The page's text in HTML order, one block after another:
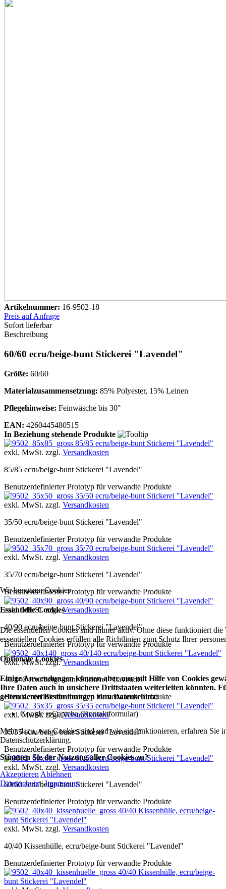
Artikelnummer: 16-9502-18
Preis auf Anfrage
Sofort lieferbar
Beschreibung
60/60 ecru/beige-bunt Stickerei "Lavendel"
Größe: 60/60
Materialzusammensetzung: 85% Polyester, 15% Leinen
Pflegehinweise: Feinwäsche bis 30°
EAN: 4260445480515
In Beziehung stehende Produkte
85/85 ecru/beige-bunt Stickerei "Lavendel"
exkl. MwSt. zzgl. Versandkosten
85/85 ecru/beige-bunt Stickerei "Lavendel"
Benutzerdefinierter Prototyp für verwandte Produkte
35/50 ecru/beige-bunt Stickerei "Lavendel"
exkl. MwSt. zzgl. Versandkosten
35/50 ecru/beige-bunt Stickerei "Lavendel"
Benutzerdefinierter Prototyp für verwandte Produkte
35/70 ecru/beige-bunt Stickerei "Lavendel"
exkl. MwSt. zzgl. Versandkosten
35/70 ecru/beige-bunt Stickerei "Lavendel"
Benutzerdefinierter Prototyp für verwandte Produkte
40/90 ecru/beige-bunt Stickerei "Lavendel"
exkl. MwSt. zzgl.Versandkosten
40/90 ecru/beige-bunt Stickerei "Lavendel"
Benutzerdefinierter Prototyp für verwandte Produkte
40/140 ecru/beige-bunt Stickerei "Lavendel"
exkl. MwSt. zzgl.Versandkosten
40/140 ecru/beige-bunt Stickerei "Lavendel"
Benutzerdefinierter Prototyp für verwandte Produkte
35/35 ecru/beige-bunt Stickerei "Lavendel"
exkl. MwSt. zzgl.Versandkosten
35/35 ecru/beige-bunt Stickerei "Lavendel"
Benutzerdefinierter Prototyp für verwandte Produkte
60/60 ecru/beige-bunt Stickerei "Lavendel"
exkl. MwSt. zzgl. Versandkosten
60/60 ecru/beige-bunt Stickerei "Lavendel"
Benutzerdefinierter Prototyp für verwandte Produkte
40/40 Kissenhülle, ecru/beige-
bunt Stickerei "Lavendel"
exkl. MwSt. zzgl. Versandkosten
40/40 Kissenhülle, ecru/beige-bunt Stickerei "Lavendel"
Benutzerdefinierter Prototyp für verwandte Produkte
40/40 Kissenhülle, ecru/beige-
bunt Stickerei "Lavendel"
Wir benutzen Cookies
Essentielle Cookies
Die essentiellen Cookies sind immer aktiv. Ohne diese funktioniert die
essentiellen Cookies erfüllen alle Richtlinien zum Schutz Ihrer
Optionale Cookies
Einige Anwendungen können aber nur mit Hilfe von Cookies
Ihre Daten auch in unsichere Drittstaaten weiterleiten könnten.
gelten deren Bestimmungen zum Datenschutz:
Google reCaptcha (Kontaktformular)
Mehr dazu, was Cookies sind und wie sie funktionieren, erfahren Sie
Datenschutzerklärung.
Stimmen Sie der Nutzung aller Cookies zu?
Akzeptieren Ablehnen
Datenschutz|Impressum